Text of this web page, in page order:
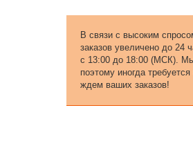
В связи с высоким
заказов увеличено до 24
с 13:00 до 18:00 (МСК). Мы
поэтому иногда
ждем ваших заказов!